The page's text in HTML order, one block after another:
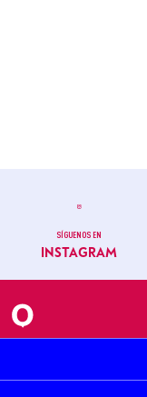
SÍGUENOS EN
INSTAGRAM